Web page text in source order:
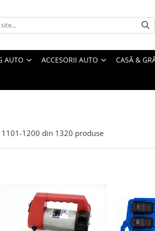
AUTO ACCESORII AUTO CASĂ &
1101-1200 din 1320 produse